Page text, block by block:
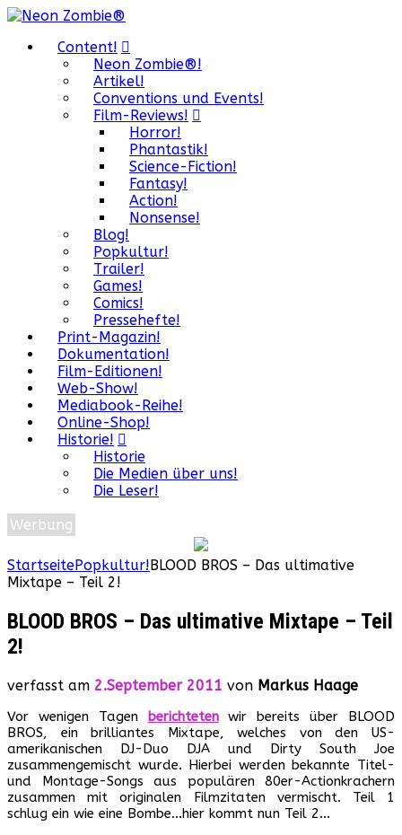
Content!
Neon Zombie®!
Artikel!
Conventions und Events!
Film-Reviews!
Horror!
Phantastik!
Science-Fiction!
Fantasy!
Action!
Nonsense!
Blog!
Popkultur!
Trailer!
Games!
Comics!
Pressehefte!
Print-Magazin!
Dokumentation!
Film-Editionen!
Web-Show!
Mediabook-Reihe!
Online-Shop!
Historie!
Historie
Die Medien über uns!
Die Leser!
Werbung
StartseitePopkultur!BLOOD BROS – Das ultimative
Mixtape – Teil 2!
BLOOD BROS – Das ultimative Mixtape – Teil
2!
verfasst am 2.September 2011 von Markus Haage
Vor wenigen Tagen berichtetenwir bereits über BLOOD
BROS, ein brilliantes Mixtape, welches von den US-
amerikanischen DJ-Duo DJA und Dirty South Joe
zusammengemischt wurde. Hierbei werden bekannte Titel-
und Montage-Songs aus populären 80er-Actionkrachern
zusammen mit originalen Filmzitaten vermischt. Teil 1
schlug ein wie eine Bombe…hier kommt nun Teil 2…